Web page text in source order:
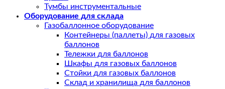
Тумбы инструментальные
Оборудование для склада
Газобаллонное оборудование
Контейнеры (паллеты) для газовых
баллонов
Тележки для баллонов
Шкафы для газовых баллонов
Стойки для газовых баллонов
Склад и хранилища для баллонов